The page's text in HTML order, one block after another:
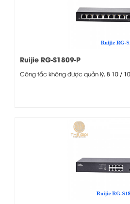
Ruijie RG-S1809-P
Công tắc không được quản lý, 8 10 /